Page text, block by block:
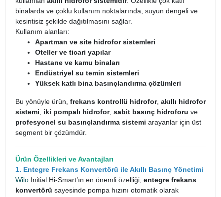
binalarda ve çoklu kullanım noktalarında, suyun dengeli ve
kesintisiz şekilde dağıtılmasını sağlar.
Kullanım alanları:
Apartman ve site hidrofor sistemleri
Oteller ve ticari yapılar
Hastane ve kamu binaları
Endüstriyel su temin sistemleri
Yüksek katlı bina basınçlandırma çözümleri
Bu yönüyle ürün, frekans kontrollü hidrofor, akıllı hidrofor
sistemi
iki pompalı hidrofor, sabit basınç hidroforu ve
profesyonel su basınçlandırma sistemi arayanlar için üst
segment bir çözümdür.
Ürün Özellikleri ve Avantajları
1. Entegre Frekans Konvertörü ile Akıllı Basınç Yönetimi
Wilo Initial Hi-Smart’ın en önemli özelliği, entegre frekans
konvertörü sayesinde pompa hızını otomatik olarak